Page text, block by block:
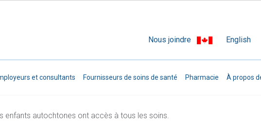
Nous joindre English
Navigation
et consultants Fournisseurs de soins de santé Pharmacie À propos
enfants autochtones ont accès à tous les soins.